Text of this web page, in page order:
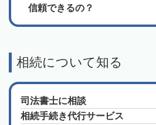
信頼できるの？
相続について知る
司法書士に相談
相続手続き代行サービス